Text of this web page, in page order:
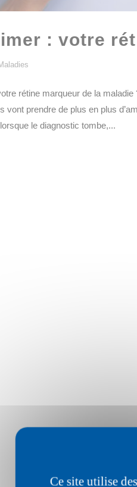
Ce site utilise
: votre
rétine marqueur de la
vont prendre de plus en plus
le diagnostic tombe,...